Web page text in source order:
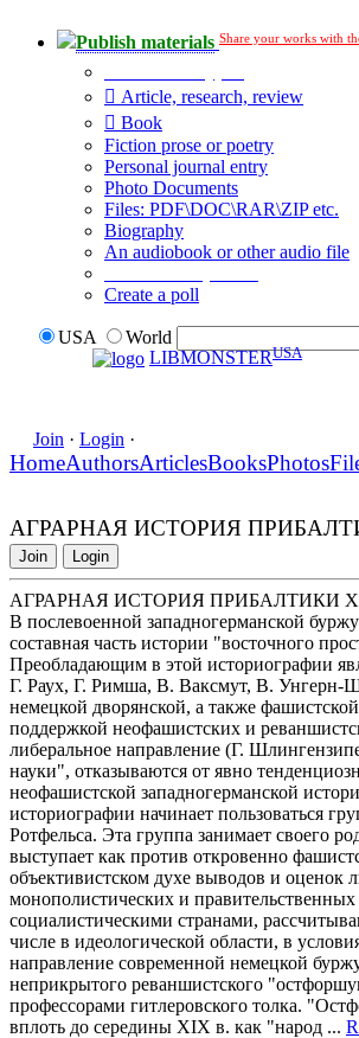
Publish materials Share your works with
Article, research, review
Book
Fiction prose or poetry
Personal journal entry
Photo Documents
Files: PDF\DOC\RAR\ZIP etc.
Biography
An audiobook or other audio file
Create a poll
USA
World
LIBMONSTERUSA
Join · Login ·
HomeAuthorsArticlesBooksPhotos
АГРАРНАЯ ИСТОРИЯ
Join Login
АГРАРНАЯ ИСТОРИЯ ПРИБАЛТИКИ
В послевоенной западногерманской
составная часть истории "восточного
Преобладающим в этой историографии
Г. Раух, Г. Римша, В. Ваксмут, В. Унгерн-
немецкой дворянской, а также
поддержкой неофашистских и
либеральное направление (Г.
науки", отказываются от явно
неофашистской западногерманской
историографии начинает пользоваться
Ротфельса. Эта группа занимает своего
выступает как против откровенно
объективистском духе выводов и оценок
монополистических и
социалистическими странами,
числе в идеологической области, в
направление современной немецкой
неприкрытого реваншистского
профессорами гитлеровского толка.
вплоть до середины XIX в. как "народ ...